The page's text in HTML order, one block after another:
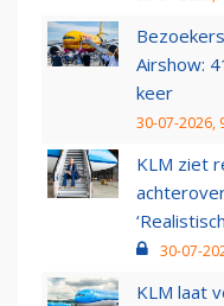
Airshow:
keer
30-07-2026,
KLM ziet
30-07-
KLM laat